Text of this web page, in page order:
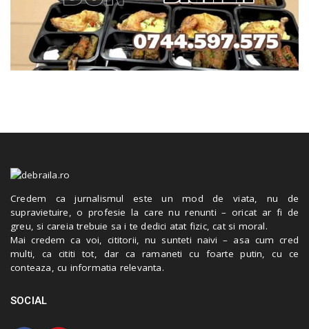
Credem ca jurnalismul este un mod de viata, nu de
supravietuire, o profesie la care nu renunti – oricat ar fi de
greu, si careia trebuie sa i te dedici atat fizic, cat si moral.
Mai credem ca voi, cititorii, nu sunteti naivi – asa cum cred
multi, ca cititi tot, dar ca ramaneti cu foarte putin, cu ce
conteaza, cu informatia relevanta.
SOCIAL